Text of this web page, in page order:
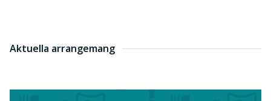
Aktuella arrangemang